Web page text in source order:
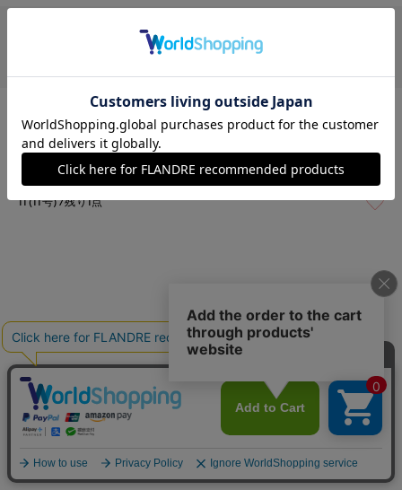
オフホワイト
在庫なし
07(7号) 在庫あり
11(11号) 残り1点